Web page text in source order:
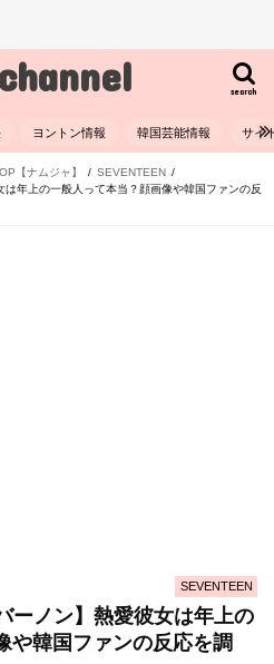
search
ヨントン情報 韓国芸能情報 サイ
【ナムジャ】
SEVENTEEN
年上の一般人って本当？顔画像や韓国ファンの反
SEVENTEEN
ーノン】熱愛彼女は年上の
や韓国ファンの反応を調